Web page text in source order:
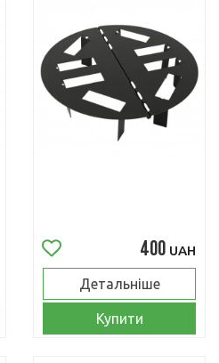
400 UAH
Детальніше
Купити